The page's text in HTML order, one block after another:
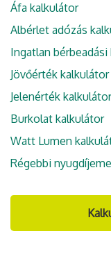
Áfa kalkulátor
Albérlet adózás
Ingatlan
Jövőérték kalkulátor
Jelenérték kalkulátor
Burkolat kalkulátor
Watt Lumen
Régebbi